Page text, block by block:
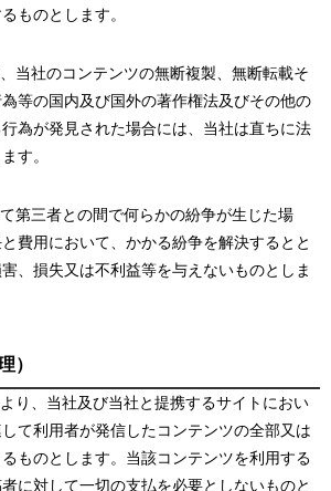
ものとします。
当社のコンテンツの無断複製、無断転載そ
等の国内及び国外の著作権法及びその他の
為が発見された場合には、当社は直ちに法
す。
第三者との間で何らかの紛争が生じた場
費用において、かかる紛争を解決するとと
、損失又は不利益等を与えないものとしま
）
り、当社及び当社と提携するサイトにおい
て利用者が発信したコンテンツの全部又は
ものとします。当該コンテンツを利用する
に対して一切の支払を必要としないものと